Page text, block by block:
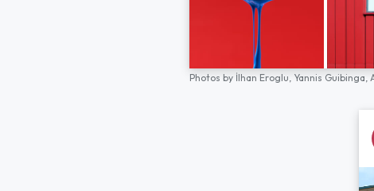
Photos by İlhan Eroglu, Yannis Guibinga,